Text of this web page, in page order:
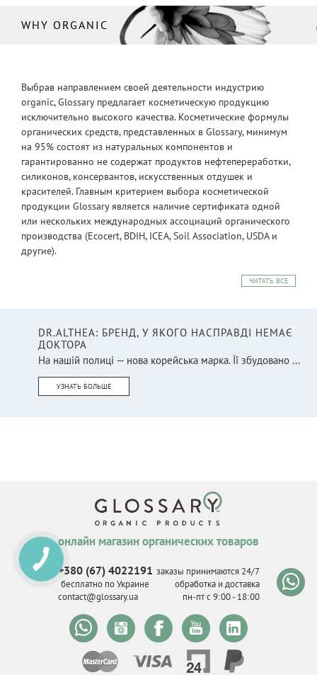
WHY ORGANIC
Выбрав направлением своей деятельности индустрию
organic, Glossary предлагает косметическую продукцию
исключительно высокого качества. Косметические формулы
органических средств, представленных в Glossary, минимум
на 95% состоят из натуральных компонентов и
гарантированно не содержат продуктов нефтепереработки,
силиконов, консервантов, искусственных отдушек и
красителей. Главным критерием выбора косметической
продукции Glossary является наличие сертификата одной
или нескольких международных ассоциаций органического
производства (Ecocert, BDIH, ICEA, Soil Association, USDA и
другие).
ЧИТАТЬ ВСЕ
DR.ALTHEA: БРЕНД, У ЯКОГО НАСПРАВДІ НЕМАЄ
ДОКТОРА
На нашій полиці — нова корейська марка. Її збудовано ...
УЗНАТЬ БОЛЬШЕ
онлайн магазин органических товаров
+380 (67) 4022191
бесплатно по Украине
contact@glossary.ua
заказы принимаются 24/7
обработка и доставка
пн-пт с 9:00 - 18:00
КНОПКА
СВЯЗИ